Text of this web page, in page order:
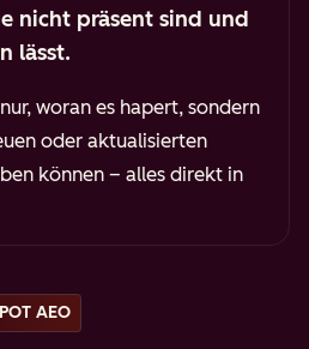
nicht präsent sind und
lässt.
woran es hapert, sondern
oder aktualisierten
können – alles direkt in
AEO